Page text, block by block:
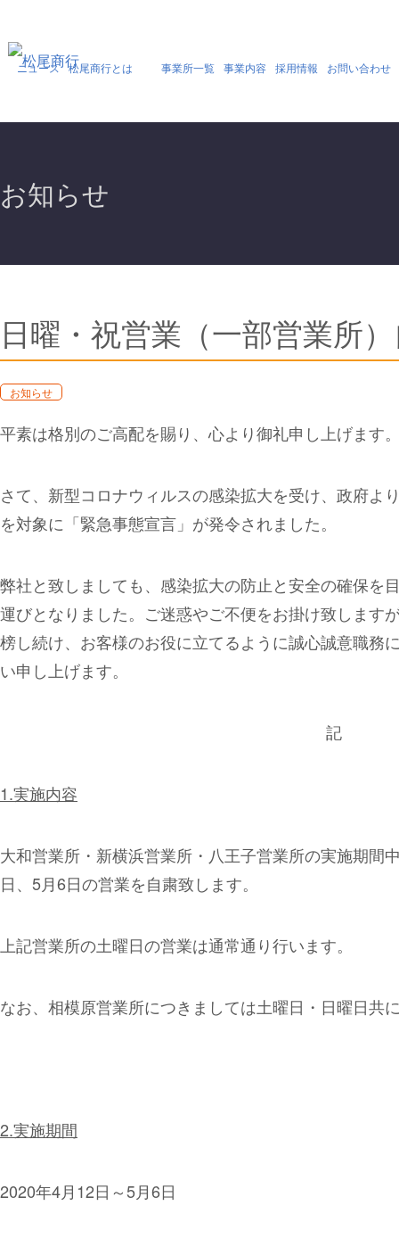
ニュース 松尾商行とは 事業所一覧 事業内容 採用情報 お問い合わせ
お知らせ
日曜・祝営業（一部営業
お知らせ
平素は格別のご高配を賜り、心より御礼申し上げます
さて、新型コロナウィルスの感染拡大を受け、政府よ
を対象に「緊急事態宣言」が発令されました。
弊社と致しましても、感染拡大の防止と安全の確保を
運びとなりました。ご迷惑やご不便をお掛け致します
榜し続け、お客様のお役に立てるように誠心誠意職務
い申し上げます。
記
1.実施内容
大和営業所・新横浜営業所・八王子営業所の実施期間
日、5月6日の営業を自粛致します。
上記営業所の土曜日の営業は通常通り行います。
なお、 相模原営業所につきましては土曜日・日曜日共
2.実施期間
2020年4月12日～5月6日